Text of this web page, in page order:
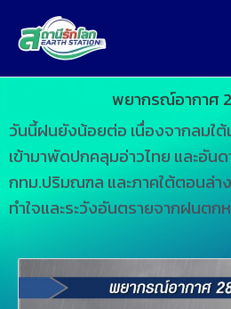
พยากรณ์อากาศ
วันนี้ฝนยังน้อยต่อ เนื่องจากลมใต้
เข้ามาพัดปกคลุมอ่าวไทย และอัน
กทม.ปริมณฑล และภาคใต้ตอนล่
ทำใจและระวังอันตรายจากฝนตก